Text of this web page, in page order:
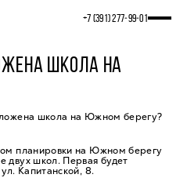
+7 (391) 277‒99‒01
ШКОЛА НА
школа на Южном берегу?
планировки на Южном берегу
двух школ. Первая будет
Капитанской, 8.